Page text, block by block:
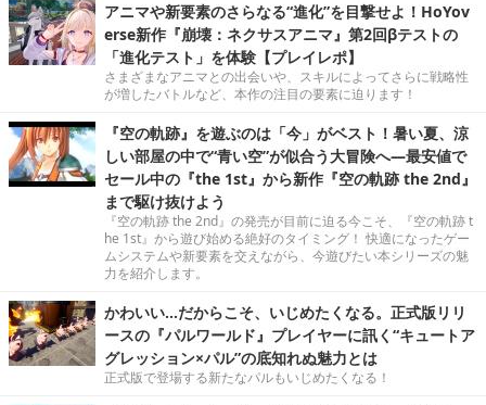
アニマや新要素のさらなる“進化”を目撃せよ！HoYov
erse新作『崩壊：ネクサスアニマ』第2回βテストの
「進化テスト」を体験【プレイレポ】
さまざまなアニマとの出会いや、スキルによってさらに戦略性
が増したバトルなど、本作の注目の要素に迫ります！
『空の軌跡』を遊ぶのは「今」がベスト！暑い夏、涼
しい部屋の中で“青い空”が似合う大冒険へ―最安値で
セール中の『the 1st』から新作『空の軌跡 the 2nd』
まで駆け抜けよう
『空の軌跡 the 2nd』の発売が目前に迫る今こそ、『空の軌跡 t
he 1st』から遊び始める絶好のタイミング！ 快適になったゲー
ムシステムや新要素を交えながら、今遊びたい本シリーズの魅
力を紹介します。
かわいい…だからこそ、いじめたくなる。正式版リリ
ースの『パルワールド』プレイヤーに訊く“キュートア
グレッション×パル”の底知れぬ魅力とは
正式版で登場する新たなパルもいじめたくなる！